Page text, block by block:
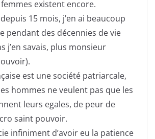
existent encore.
depuis 15 mois, j’en ai beaucoup
pendant des décennies de vie
j’en savais, plus monsieur
est une société patriarcale,
hommes ne veulent pas que les
leurs egales, de peur de
saint pouvoir.
infiniment d’avoir eu la patience